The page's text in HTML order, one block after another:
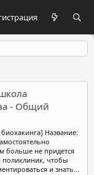
- Общий
Название:
больше не придется
поликлиник, чтобы
и знать...